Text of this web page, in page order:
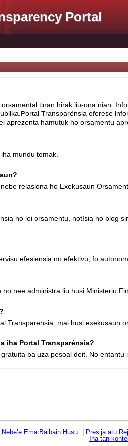
Portal
tinan hirak liu-ona nian.
Transparénsia oferese
aprezenta hamutuk ho orsamentu
mundu tomak.
relasiona ho Exekusaun
no lei orsamentu, notìsia no blog
efesiensia no efektivu; fo
nee administra liu husi Ministeriu
Transparensia mai husi exekusaun
iha Portal Transparénsia?
ba uza pesoal deit. No
Nebe’e Ema Baibain Husu Presija atu
Iha tan